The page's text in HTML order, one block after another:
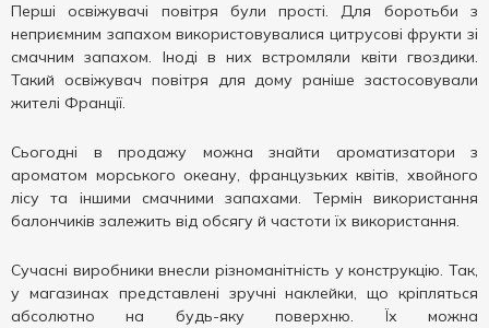
Перші освіжувачі повітря були прості. Для боротьби з
неприємним запахом використовувалися цитрусові фрукти зі
смачним запахом. Іноді в них встромляли квіти гвоздики.
Такий освіжувач повітря для дому раніше застосовували
жителі Франції.
Сьогодні в продажу можна знайти ароматизатори з
ароматом морського океану, французьких квітів, хвойного
лісу та іншими смачними запахами. Термін використання
балончиків залежить від обсягу й частоти їх використання.
Сучасні виробники внесли різноманітність у конструкцію. Так,
у магазинах представлені зручні наклейки, що кріпляться
абсолютно на будь-яку поверхню. Їх можна